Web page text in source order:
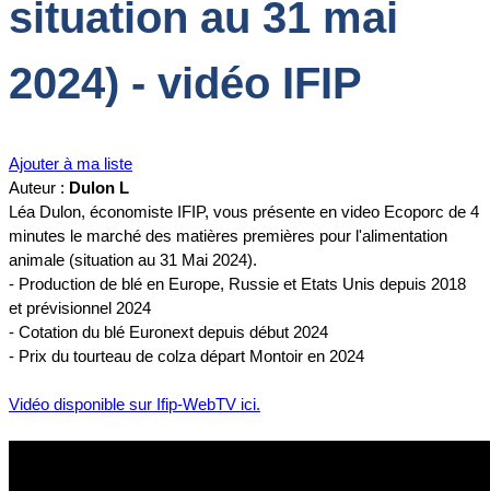
situation au 31 mai
2024) - vidéo IFIP
Ajouter à ma liste
Auteur : Dulon L
Léa Dulon, économiste IFIP, vous présente en video Ecoporc de 4
minutes le marché des matières premières pour l'alimentation
animale (situation au 31 Mai 2024).
- Production de blé en Europe, Russie et Etats Unis depuis 2018
et prévisionnel 2024
- Cotation du blé Euronext depuis début 2024
- Prix du tourteau de colza départ Montoir en 2024
Vidéo disponible sur Ifip-WebTV ici.